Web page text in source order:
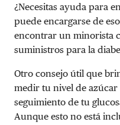
¿Necesitas ayuda para
puede encargarse de
encontrar un minorista
suministros para la
Otro consejo útil que
medir tu nivel de
seguimiento de tu
Aunque esto no está